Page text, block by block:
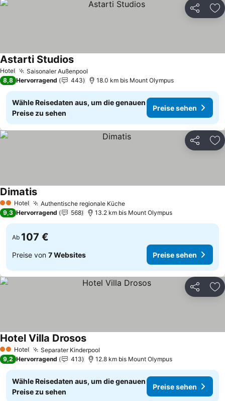
Teilen
Hotel Saisonaler Außenpool
Astarti Studios
8,8 Hervorragend 443 18.0 km bis Mount Olympus
Wähle Reisedaten aus, um die genauen
Preise zu sehen
Preise sehen
Teilen
2 Sterne
Hotel Authentische regionale Küche
Dimatis
9,3 Hervorragend 568 13.2 km bis Mount Olympus
Ab 107 €
Preise von 7 Websites Preise sehen
Teilen
2 Sterne
Hotel Separater Kinderpool
Hotel Villa Drosos
9,2 Hervorragend 413 12.8 km bis Mount Olympus
Wähle Reisedaten aus, um die genauen
Preise zu sehen
Preise sehen